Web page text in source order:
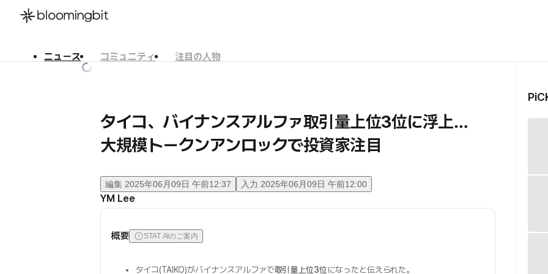
ニュース コミュニティ
注目の人物
タイコ、バイナンスアルファ取引量上位3位に浮上…
大規模トークンアンロックで投資家注目
編集 2025年06月09日 午前12:37 入力 2025年06月09日 午前12:00
YM Lee
概要 STAT AIのご案内
タイコ(TAIKO)がバイナンスアルファで取引量上位3位になったと伝えられた。